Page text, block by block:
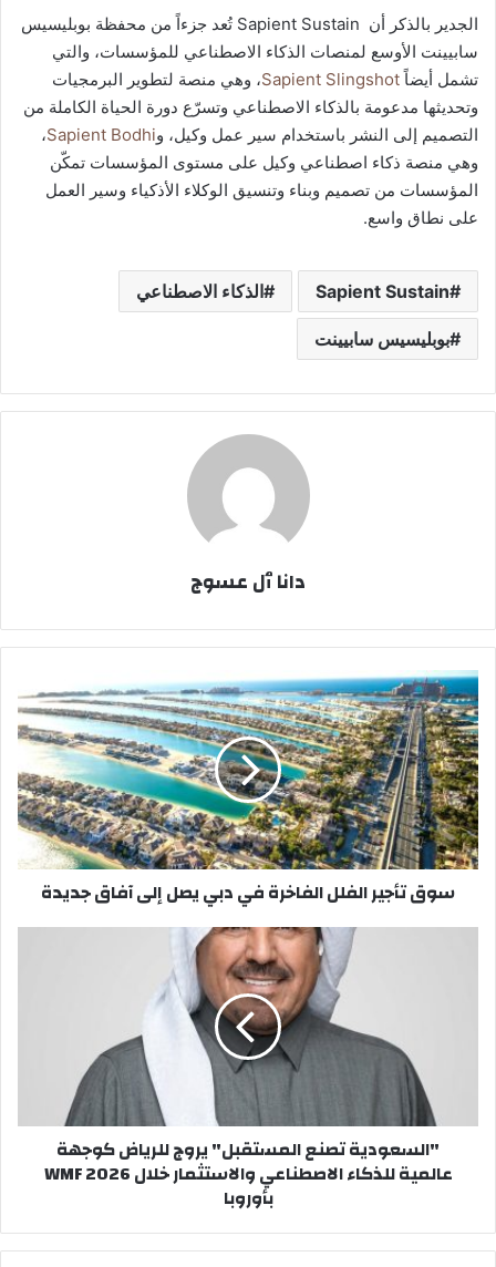
الجدير بالذكر أن Sapient Sustain تُعد جزءاً من محفظة بوبليسيس
سابيينت الأوسع لمنصات الذكاء الاصطناعي للمؤسسات، والتي
تشمل أيضاًSapient Slingshot، وهي منصة لتطوير البرمجيات
وتحديثها مدعومة بالذكاء الاصطناعي وتسرّع دورة الحياة الكاملة من
التصميم إلى النشر باستخدام سير عمل وكيل، وSapient Bodhi،
وهي منصة ذكاء اصطناعي وكيل على مستوى المؤسسات تمكّن
المؤسسات من تصميم وبناء وتنسيق الوكلاء الأذكياء وسير العمل
على نطاق واسع.
Sapient Sustain الذكاء الاصطناعي
بوبليسيس سابيينت
دانا ٱل عسوج
سوق
تأجير
الفلل
الفاخرة
في
دبي
يصل
إلى
آفاق
جديدةسوق تأجير الفلل الفاخرة في دبي يصل إلى آفاق جديدة
الاصطناعي
والاستثمار
بأوروبا
"السعودية تصنع المستقبل" يروج للرياض كوجهة
عالمية للذكاء الاصطناعي والاستثمار خلال WMF 2026
بأوروبا